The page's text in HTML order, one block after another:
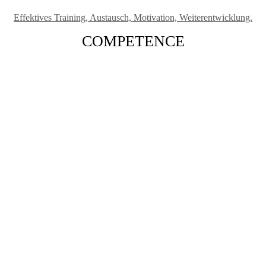
Effektives Training, Austausch, Motivation, Weiterentwicklung.
COMPETENCE